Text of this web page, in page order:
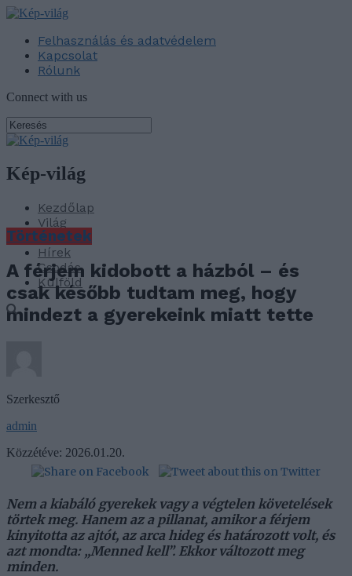
Felhasználás és adatvédelem
Kapcsolat
Rólunk
Connect with us
Kép-világ
Kezdőlap
Világ
Baba
Hírek
Csodás
Külföld
Történetek
A férjem kidobott a házból – és
csak később tudtam meg, hogy
mindezt a gyerekeink miatt tette
Szerkesztő
admin
Közzétéve: 2026.01.20.
Nem a kiabáló gyerekek vagy a végtelen követelések
törtek meg. Hanem az a pillanat, amikor a férjem
kinyitotta az ajtót, az arca hideg és határozott volt, és
azt mondta: „Menned kell”. Ekkor változott meg
minden.